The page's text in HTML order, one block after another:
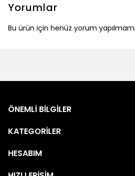
Yorumlar
Bu ürün için henüz yorum
ÖNEMLİ BİLGİLER
KATEGORİLER
HESABIM